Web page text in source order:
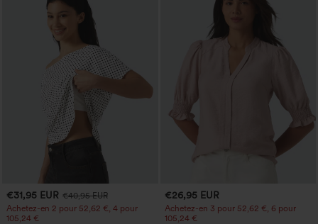
€31,95 EUR €40,95 EUR
Achetez-en 2 pour 52,62 €, 4 pour
105,24 €
€26,95 EUR
Achetez-en 3 pour 52,62 €, 6 pour
105,24 €